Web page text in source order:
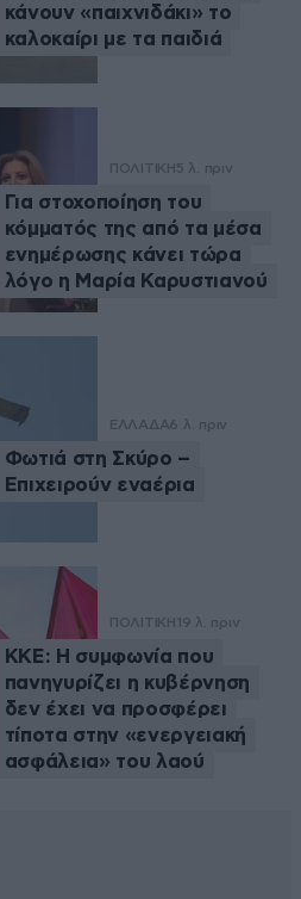
κάνουν «παιχνιδάκι» το
καλοκαίρι με τα παιδιά
ΠΟΛΙΤΙΚΗ5 λ. πριν
Για στοχοποίηση του
κόμματός της από τα μέσα
ενημέρωσης κάνει τώρα
λόγο η Μαρία Καρυστιανού
ΕΛΛΑΔΑ6 λ. πριν
Φωτιά στη Σκύρο –
Επιχειρούν εναέρια
ΠΟΛΙΤΙΚΗ 19 λ. πριν
ΚΚΕ: Η συμφωνία που
πανηγυρίζει η κυβέρνηση
δεν έχει να προσφέρει
τίποτα στην «ενεργειακή
ασφάλεια» του λαού